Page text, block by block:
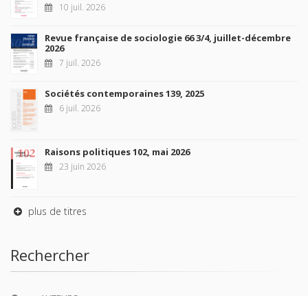
10 juil. 2026
Revue française de sociologie 66 3/4, juillet-décembre
2026
7 juil. 2026
Sociétés contemporaines 139, 2025
6 juil. 2026
Raisons politiques 102, mai 2026
23 juin 2026
plus de titres
Rechercher